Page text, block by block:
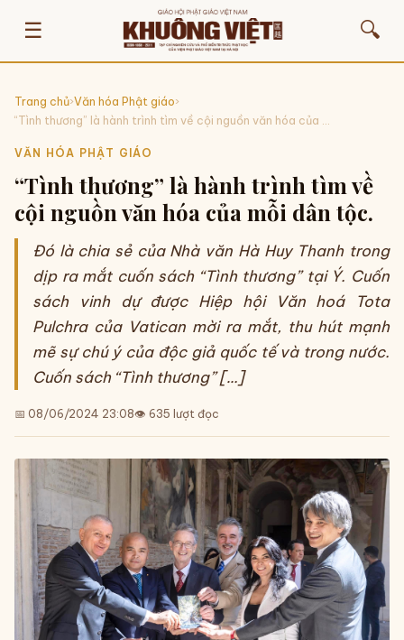
☰ 🔍
Trang chủ›Văn hóa Phật giáo›
“Tình thương” là hành trình tìm về cội nguồn văn hóa của ...
VĂN HÓA PHẬT GIÁO
“Tình thương” là hành trình tìm về
cội nguồn văn hóa của mỗi dân tộc.
Đó là chia sẻ của Nhà văn Hà Huy Thanh trong
dịp ra mắt cuốn sách “Tình thương” tại Ý. Cuốn
sách vinh dự được Hiệp hội Văn hoá Tota
Pulchra của Vatican mời ra mắt, thu hút mạnh
mẽ sự chú ý của độc giả quốc tế và trong nước.
Cuốn sách “Tình thương” […]
📅 08/06/2024 23:08👁 635 lượt đọc